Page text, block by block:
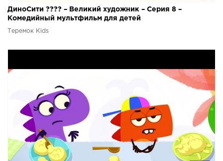
ДиноСити ???? – Великий художник – Серия 8 –
Комедийный мультфильм для детей
Теремок Kids